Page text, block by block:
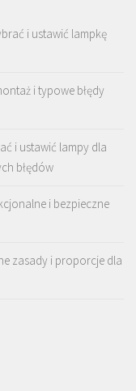
i ustawić lampkę
i typowe błędy
i ustawić lampy dla
błędów
i bezpieczne
zasady i proporcje dla